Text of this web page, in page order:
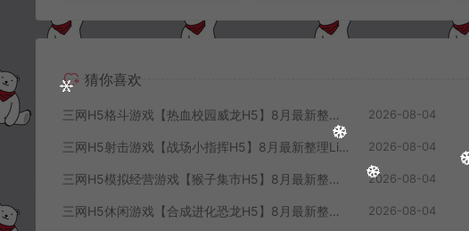
猜你喜欢
三网H5格斗游戏【热血校园威龙H5】8月最新整理Linux手工服务端+Win一键服务端+解压即玩+简易安卓客户端+详细搭建教程 2026-08-04
三网H5射击游戏【战场小指挥H5】8月最新整理Linux手工服务端+Win一键服务端+解压即玩+简易安卓客户端+详细搭建教程 2026-08-04
三网H5模拟经营游戏【猴子集市H5】8月最新整理Linux手工服务端+Win一键服务端+解压即玩+简易安卓客户端+详细搭建教程 2026-08-04
三网H5休闲游戏【合成进化恐龙H5】8月最新整理Linux手工服务端+Win一键服务端+解压即玩+简易安卓客户端+详细搭建教程 2026-08-04